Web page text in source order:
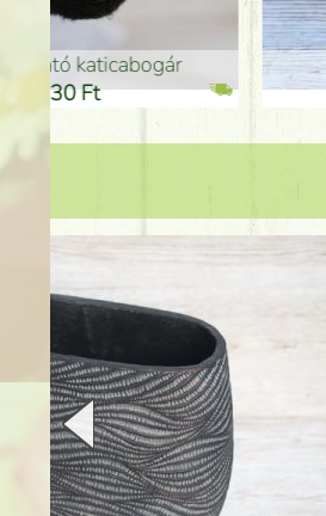
Kerámia béka 12cm
11 600 Ft